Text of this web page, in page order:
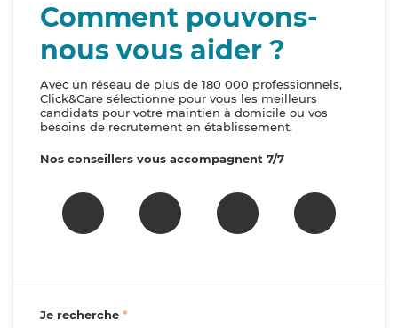
Comment pouvons-
nous vous aider ?
Avec un réseau de plus de 180 000 professionnels,
Click&Care sélectionne pour vous les meilleurs
candidats pour votre maintien à domicile ou vos
besoins de recrutement en établissement.
Nos conseillers vous accompagnent 7/7
Je recherche